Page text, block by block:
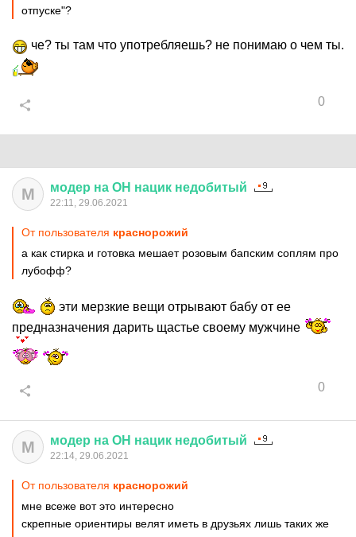
отпуске"?
че? ты там что употребляешь? не понимаю о чем ты.
0
М модер на ОН нацик недобитый
22:11, 29.06.2021
От пользователя краснорожий
а как стирка и готовка мешает розовым бапским соплям про
лубофф?
эти мерзкие вещи отрывают бабу от ее
предназначения дарить щастье своему мужчине
0
М модер на ОН нацик недобитый
22:14, 29.06.2021
От пользователя краснорожий
мне всеже вот это интересно
скрепные ориентиры велят иметь в друзьях лишь таких же